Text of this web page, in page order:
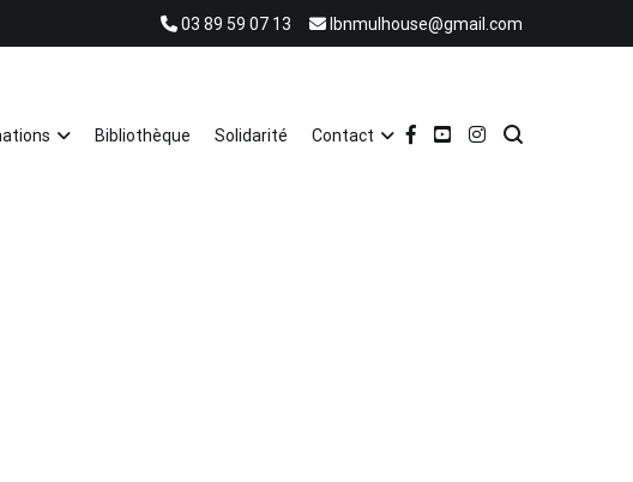
03 89 59 07 13 lbnmulhouse@gmail.com
Bibliothèque Solidarité Contact